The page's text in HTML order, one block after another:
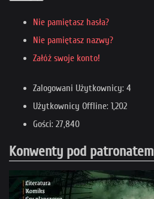
Nie pamiętasz hasła?
Nie pamiętasz nazwy?
Załóż swoje konto!
Zalogowani Użytkownicy: 4
Użytkownicy Offline: 1,202
Gości: 27,840
Konwenty pod patronatem